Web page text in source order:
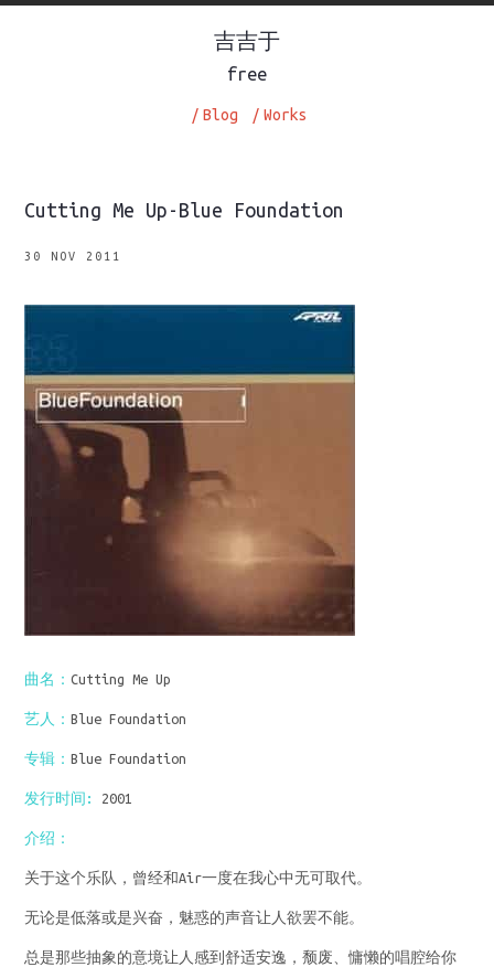
吉吉于
free
Blog
/ Works
/
Cutting Me Up-Blue Foundation
30 NOV 2011
曲名：Cutting Me Up
艺人：Blue Foundation
专辑：Blue Foundation
发行时间: 2001
介绍：
关于这个乐队，曾经和Air一度在我心中无可取代。
无论是低落或是兴奋，魅惑的声音让人欲罢不能。
总是那些抽象的意境让人感到舒适安逸，颓废、慵懒的唱腔给你